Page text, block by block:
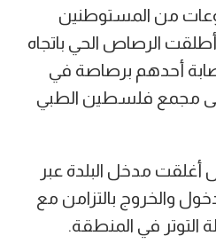
من المستوطنين
الرصاص الحي باتجاه
أحدهم برصاصة في
مجمع فلسطين الطبي
أغلقت مدخل البلدة عبر
والخروج بالتزامن مع
التوتر في المنطقة.